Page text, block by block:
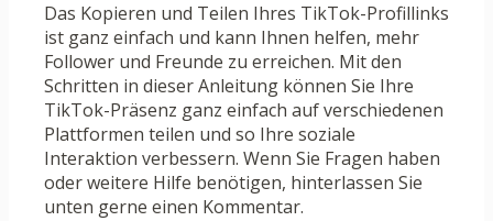
Das Kopieren und Teilen Ihres TikTok-Profillinks
ist ganz einfach und kann Ihnen helfen, mehr
Follower und Freunde zu erreichen. Mit den
Schritten in dieser Anleitung können Sie Ihre
TikTok-Präsenz ganz einfach auf verschiedenen
Plattformen teilen und so Ihre soziale
Interaktion verbessern. Wenn Sie Fragen haben
oder weitere Hilfe benötigen, hinterlassen Sie
unten gerne einen Kommentar.